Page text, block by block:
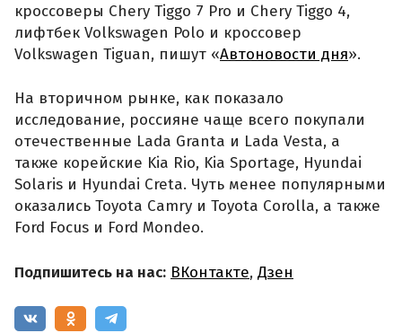
кроссоверы Chery Tiggo 7 Pro и Chery Tiggo 4,
лифтбек Volkswagen Polo и кроссовер
Volkswagen Tiguan, пишут «Автоновости дня».
На вторичном рынке, как показало
исследование, россияне чаще всего покупали
отечественные Lada Granta и Lada Vesta, а
также корейские Kia Rio, Kia Sportage, Hyundai
Solaris и Hyundai Creta. Чуть менее популярными
оказались Toyota Camry и Toyota Corolla, а также
Ford Focus и Ford Mondeo.
Подпишитесь на нас: ВКонтакте, Дзен